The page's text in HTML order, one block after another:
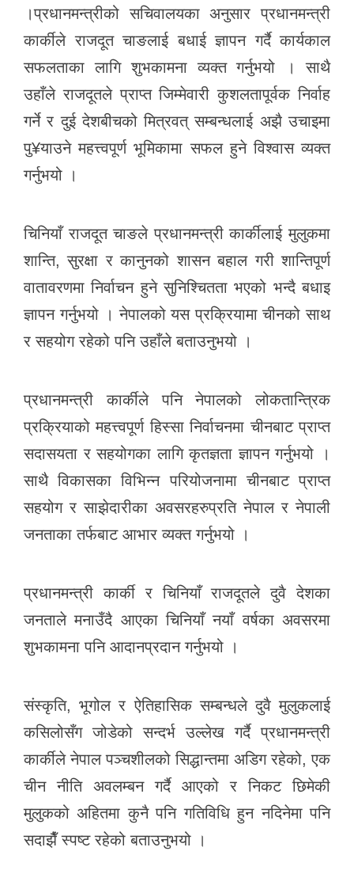
k
।प्रधानमन्त्रीको सचिवालयका अनुसार प्रधानमन्त्री
कार्कीले राजदूत चाङलाई बधाई ज्ञापन गर्दै कार्यकाल
सफलताका लागि शुभकामना व्यक्त गर्नुभयो । साथै
उहाँले राजदूतले प्राप्त जिम्मेवारी कुशलतापूर्वक निर्वाह
गर्ने र दुई देशबीचको मित्रवत् सम्बन्धलाई अझै उचाइमा
पु¥याउने महत्त्वपूर्ण भूमिकामा सफल हुने विश्वास व्यक्त
गर्नुभयो ।
चिनियाँ राजदूत चाङले प्रधानमन्त्री कार्कीलाई मुलुकमा
शान्ति, सुरक्षा र कानुनको शासन बहाल गरी शान्तिपूर्ण
वातावरणमा निर्वाचन हुने सुनिश्चितता भएको भन्दै बधाइ
ज्ञापन गर्नुभयो । नेपालको यस प्रक्रियामा चीनको साथ
र सहयोग रहेको पनि उहाँले बताउनुभयो ।
प्रधानमन्त्री कार्कीले पनि नेपालको लोकतान्त्रिक
प्रक्रियाको महत्त्वपूर्ण हिस्सा निर्वाचनमा चीनबाट प्राप्त
सदासयता र सहयोगका लागि कृतज्ञता ज्ञापन गर्नुभयो ।
साथै विकासका विभिन्न परियोजनामा चीनबाट प्राप्त
सहयोग र साझेदारीका अवसरहरुप्रति नेपाल र नेपाली
जनताका तर्फबाट आभार व्यक्त गर्नुभयो ।
प्रधानमन्त्री कार्की र चिनियाँ राजदूतले दुवै देशका
जनताले मनाउँदै आएका चिनियाँ नयाँ वर्षका अवसरमा
शुभकामना पनि आदानप्रदान गर्नुभयो ।
संस्कृति, भूगोल र ऐतिहासिक सम्बन्धले दुवै मुलुकलाई
कसिलोसँग जोडेको सन्दर्भ उल्लेख गर्दै प्रधानमन्त्री
कार्कीले नेपाल पञ्चशीलको सिद्धान्तमा अडिग रहेको, एक
चीन नीति अवलम्बन गर्दै आएको र निकट छिमेकी
मुलुकको अहितमा कुनै पनि गतिविधि हुन नदिनेमा पनि
सदाझैँ स्पष्ट रहेको बताउनुभयो ।